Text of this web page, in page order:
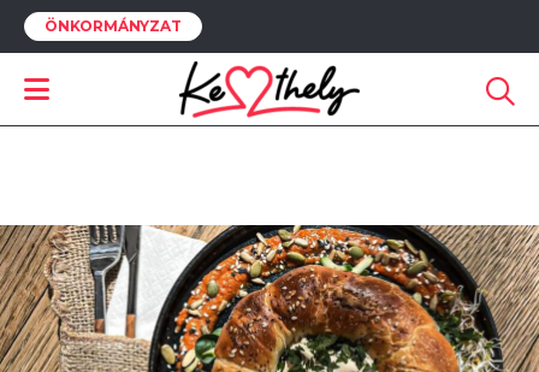
ÖNKORMÁNYZAT